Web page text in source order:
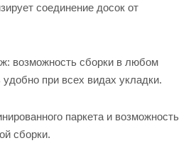
соединение досок от
возможность сборки в любом
при всех видах укладки.
паркета и возможность
сборки.